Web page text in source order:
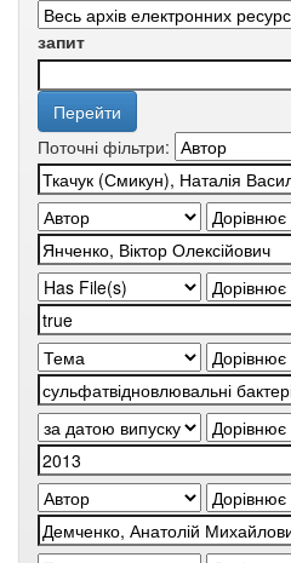
запит
Поточні фільтри: